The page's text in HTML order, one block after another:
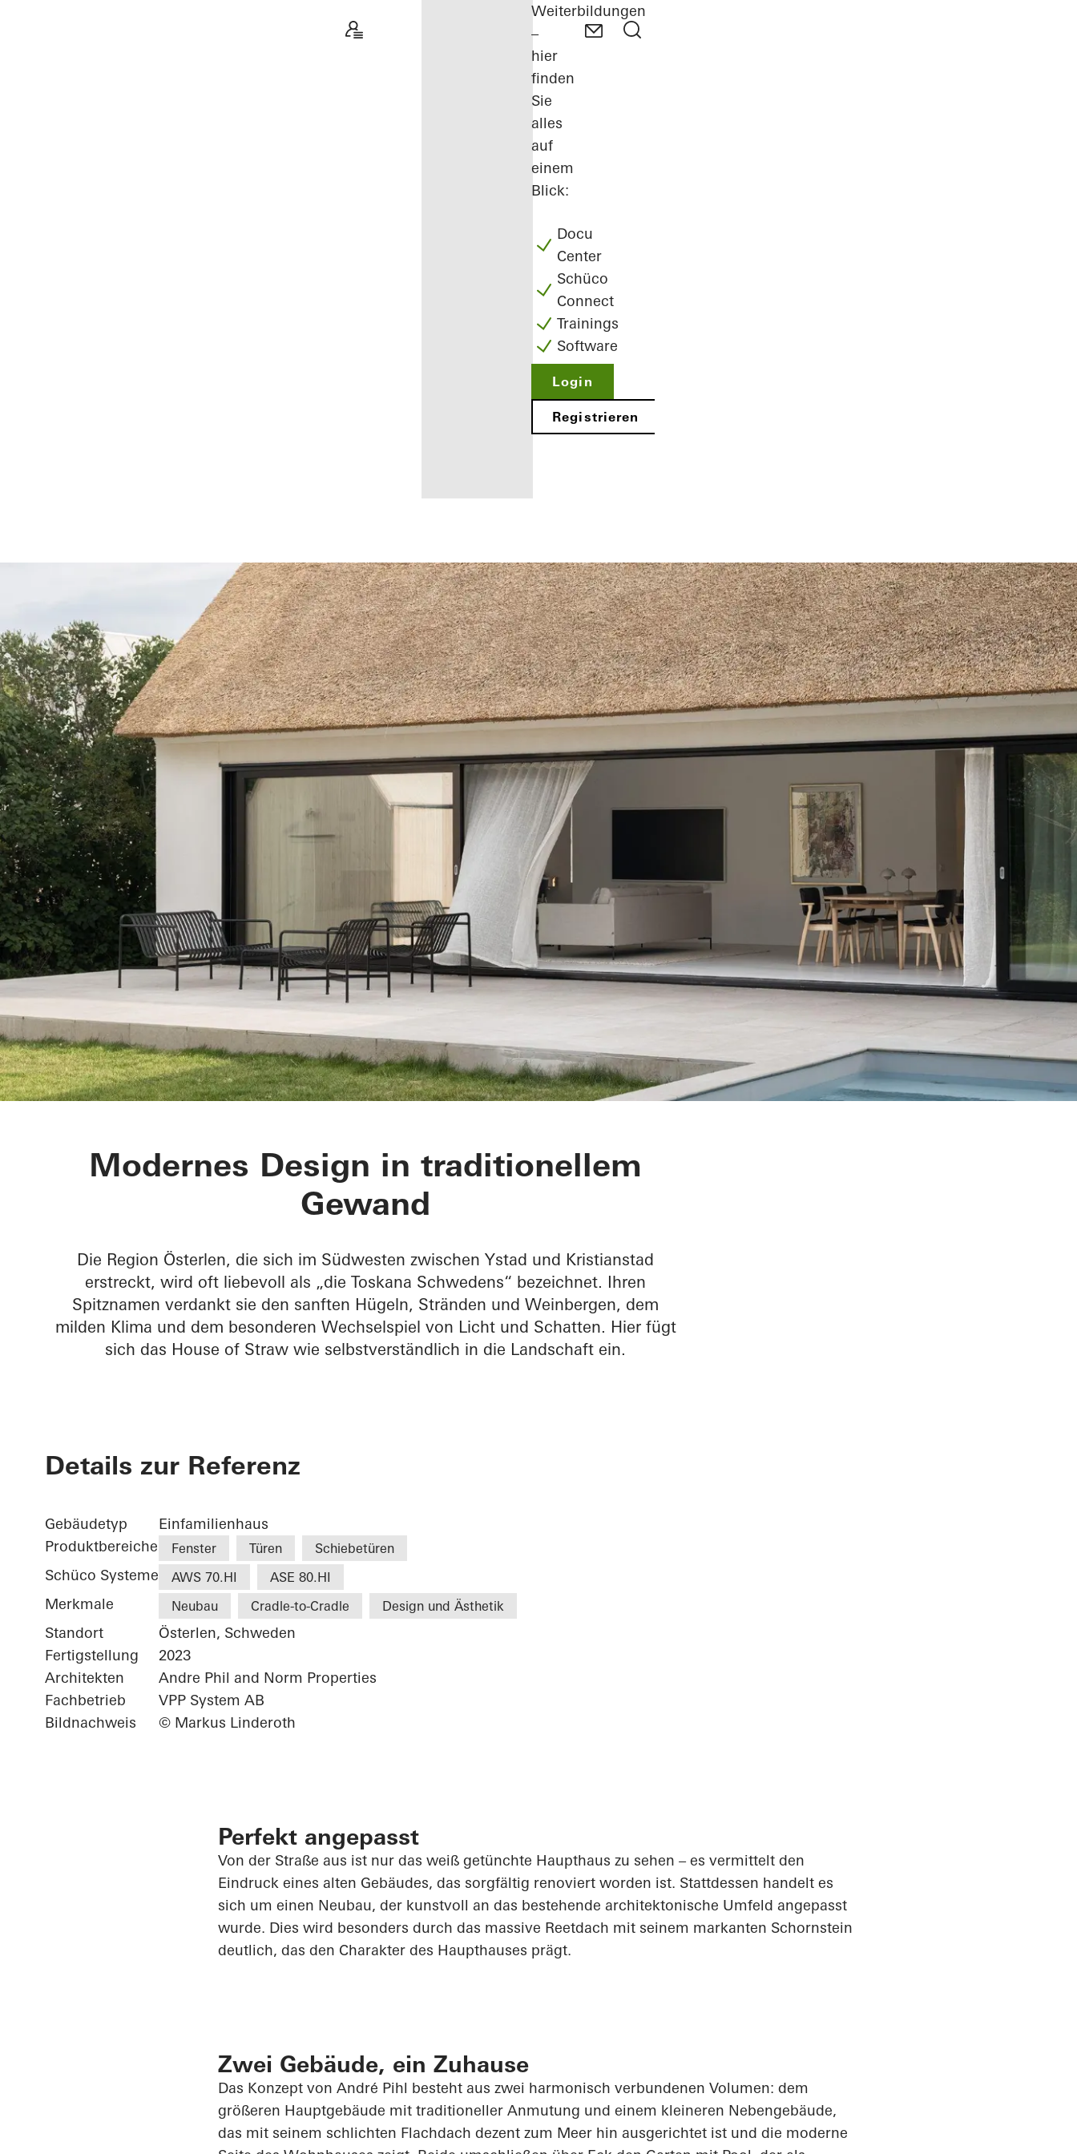
angemeldeter
Verarbeiter
Mein
Arbeitsplatz
kennenlernen
Weiterbildungen
–
hier
finden
Sie
alles
auf
einem
Blick:
Docu
Center
Schüco
Connect
Trainings
Software
Login
Registrieren
House of Straw
Modernes Design in traditionellem
Gewand
Die Region Österlen, die sich im Südwesten zwischen Ystad und Kristianstad
erstreckt, wird oft liebevoll als „die Toskana Schwedens“ bezeichnet. Ihren
Spitznamen verdankt sie den sanften Hügeln, Stränden und Weinbergen, dem
milden Klima und dem besonderen Wechselspiel von Licht und Schatten. Hier fügt
sich das House of Straw wie selbstverständlich in die Landschaft ein.
Details zur Referenz
Gebäudetyp
Einfamilienhaus
Produktbereiche
Fenster Türen Schiebetüren
Schüco Systeme AWS 70.HI ASE 80.HI
Merkmale Neubau Cradle-to-Cradle Design und Ästhetik
Standort
Österlen, Schweden
Fertigstellung
2023
Architekten
Andre Phil and Norm Properties
Fachbetrieb
VPP System AB
Bildnachweis
© Markus Linderoth
Perfekt angepasst
Von der Straße aus ist nur das weiß getünchte Haupthaus zu sehen – es vermittelt den
Eindruck eines alten Gebäudes, das sorgfältig renoviert worden ist. Stattdessen handelt es
sich um einen Neubau, der kunstvoll an das bestehende architektonische Umfeld angepasst
wurde. Dies wird besonders durch das massive Reetdach mit seinem markanten Schornstein
deutlich, das den Charakter des Haupthauses prägt.
Zwei Gebäude, ein Zuhause
Das Konzept von André Pihl besteht aus zwei harmonisch verbundenen Volumen: dem
größeren Hauptgebäude mit traditioneller Anmutung und einem kleineren Nebengebäude,
das mit seinem schlichten Flachdach dezent zum Meer hin ausgerichtet ist und die moderne